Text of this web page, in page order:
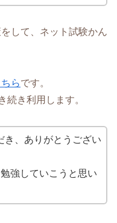
して、ネット試験かん
らです。
続き利用します。
き、ありがとうござい
強していこうと思い